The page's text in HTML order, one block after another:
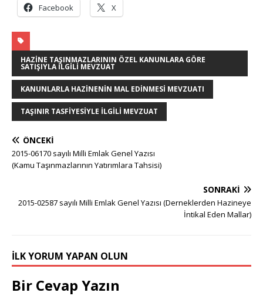
Facebook X
HAZINE TAŞINMAZLARININ ÖZEL KANUNLARA GÖRE
SATIŞIYLA İLGILI MEVZUAT
KANUNLARLA HAZINENIN MAL EDINMESI MEVZUATI
TAŞINIR TASFIYESIYLE İLGILI MEVZUAT
ÖNCEKI
2015-06170 sayılı Milli Emlak Genel Yazısı
(Kamu Taşınmazlarının Yatırımlara Tahsisi)
SONRAKI
2015-02587 sayılı Milli Emlak Genel Yazısı (Derneklerden Hazineye
İntikal Eden Mallar)
İLK YORUM YAPAN OLUN
Bir Cevap Yazın